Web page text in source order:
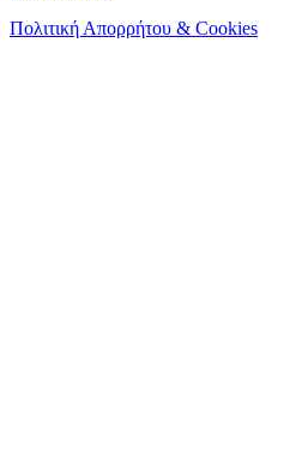
Πολιτική Απορρήτου & Cookies